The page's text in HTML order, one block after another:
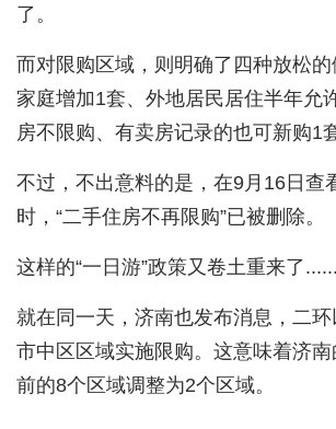
了。
而对限购区域，则明确了四种放松
家庭增加1套、外地居民居住半年允
房不限购、有卖房记录的也可新购1
不过，不出意料的是，在9月16日查
时，“二手住房不再限购”已被删除。
这样的“一日游”政策又卷土重来了......
就在同一天，济南也发布消息，二环
市中区区域实施限购。这意味着济
前的8个区域调整为2个区域。